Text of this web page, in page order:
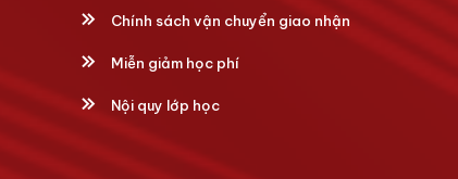
Chính sách vận chuyển giao nhận
Miễn giảm học phí
Nội quy lớp học